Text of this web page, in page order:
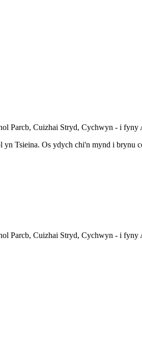
Parcb, Cuizhai Stryd, Cychwyn - i fyny
Tsieina. Os ydych chi'n mynd i brynu
Parcb, Cuizhai Stryd, Cychwyn - i fyny